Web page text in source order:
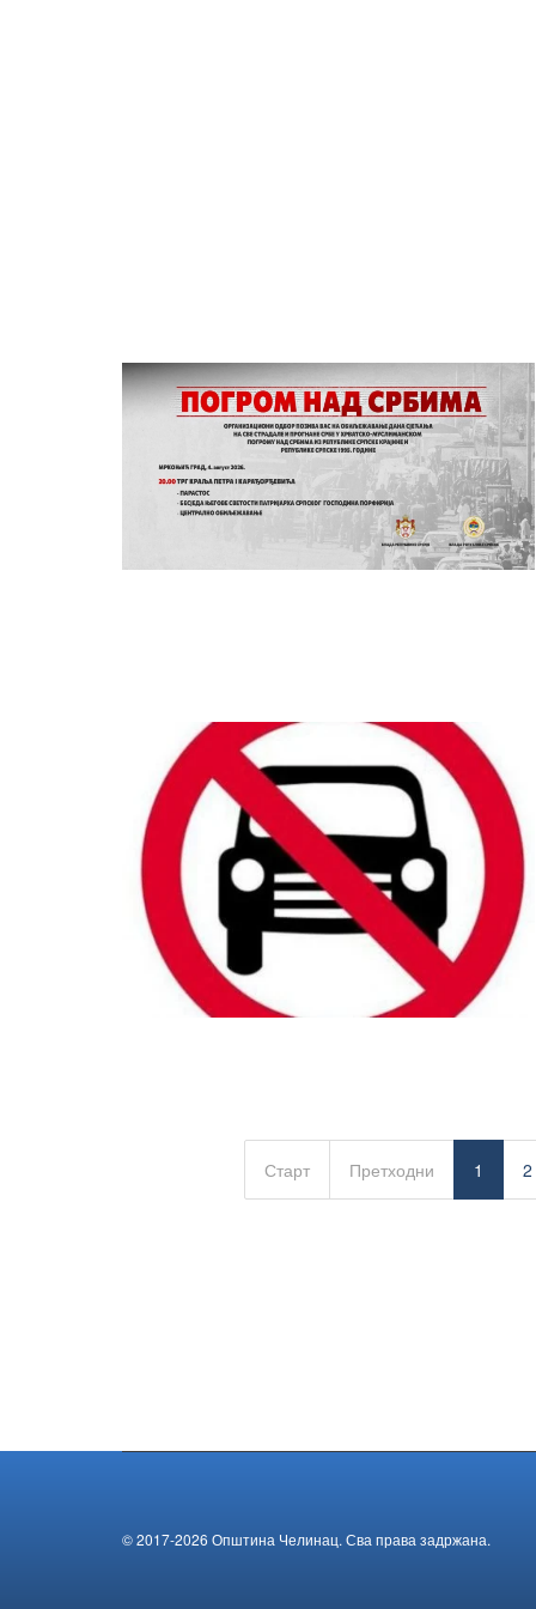
Старт Претходни 1 2
© 2017-2026 Општина Челинац. Сва права задржана.